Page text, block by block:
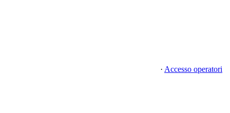
· Accesso operatori